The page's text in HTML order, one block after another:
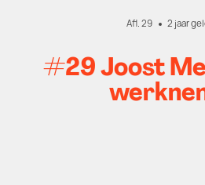
Afl. 29 2 jaar
#29 Joost